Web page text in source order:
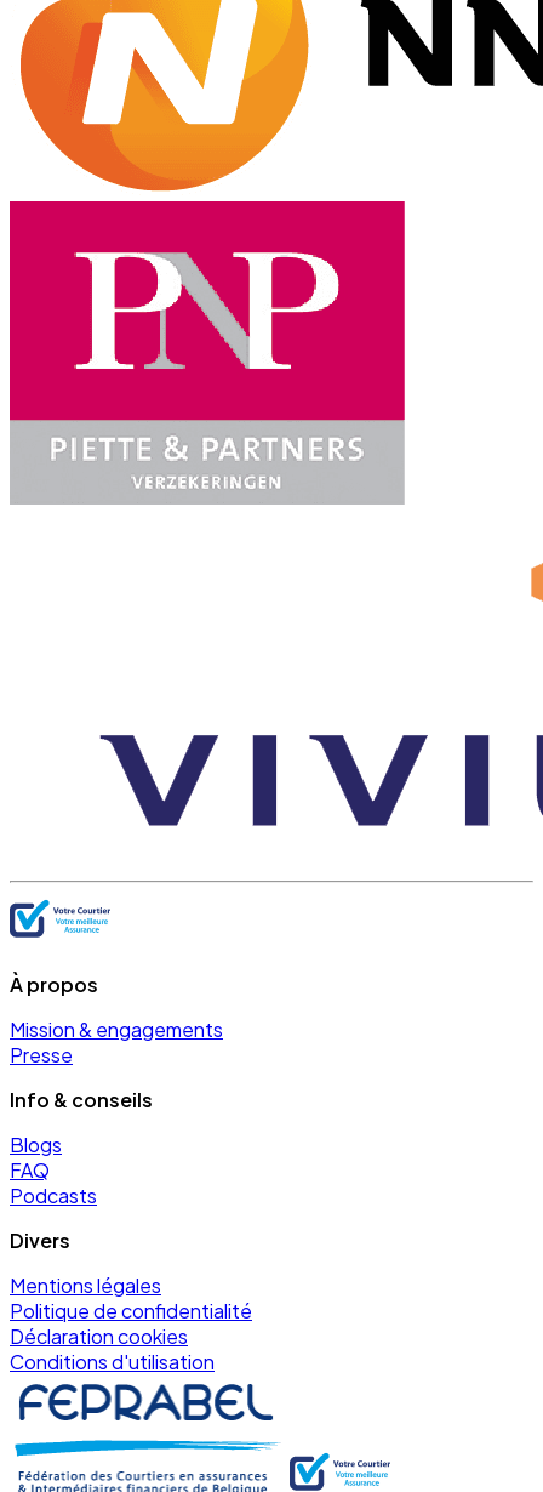
À propos
Mission & engagements
Presse
Info & conseils
Blogs
FAQ
Podcasts
Divers
Mentions légales
Politique de confidentialité
Déclaration cookies
Conditions d'utilisation